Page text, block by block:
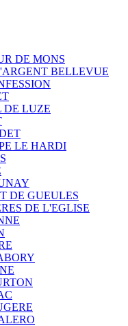
DE MONS
BELLEVUE
DE LUZE
LE HARDI
DE GUEULES
DE L'EGLISE